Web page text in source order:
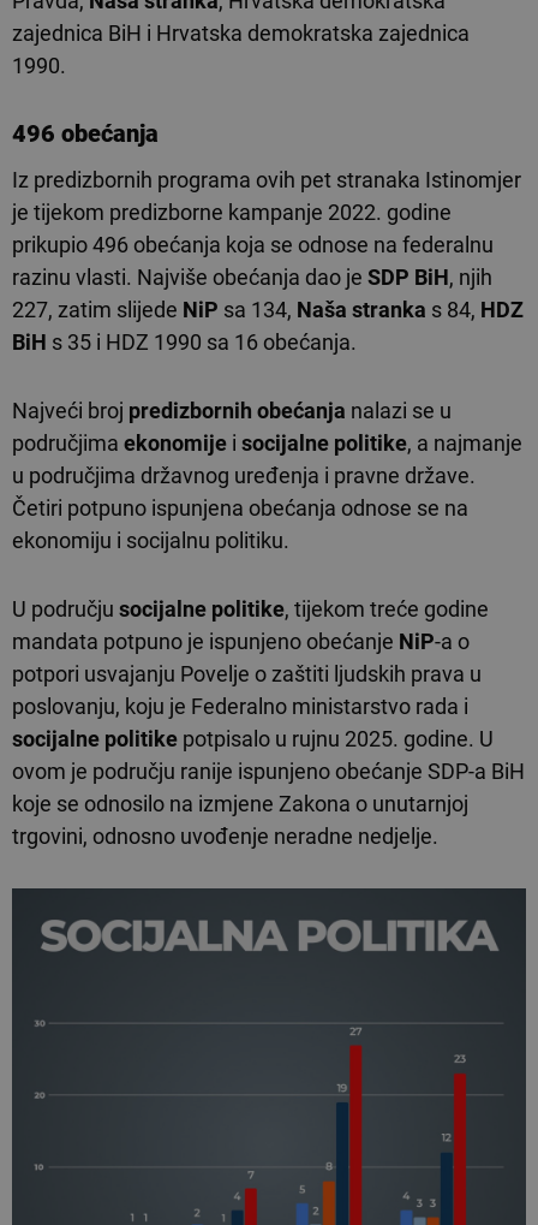
zajednica BiH i Hrvatska demokratska zajednica
1990.
496 obećanja
Iz predizbornih programa ovih pet stranaka Istinomjer
je tijekom predizborne kampanje 2022. godine
prikupio 496 obećanja koja se odnose na federalnu
razinu vlasti. Najviše obećanja dao je SDP BiH, njih
227, zatim slijede NiP sa 134, Naša stranka s 84, HDZ
BiH s 35 i HDZ 1990 sa 16 obećanja.
Najveći broj predizbornih obećanja nalazi se u
područjima ekonomije i socijalne politike, a najmanje
u područjima državnog uređenja i pravne države.
Četiri potpuno ispunjena obećanja odnose se na
ekonomiju i socijalnu politiku.
U području socijalne politike, tijekom treće godine
mandata potpuno je ispunjeno obećanje NiP-a o
potpori usvajanju Povelje o zaštiti ljudskih prava u
poslovanju, koju je Federalno ministarstvo rada i
socijalne politike potpisalo u rujnu 2025. godine. U
ovom je području ranije ispunjeno obećanje SDP-a BiH
koje se odnosilo na izmjene Zakona o unutarnjoj
trgovini, odnosno uvođenje neradne nedjelje.